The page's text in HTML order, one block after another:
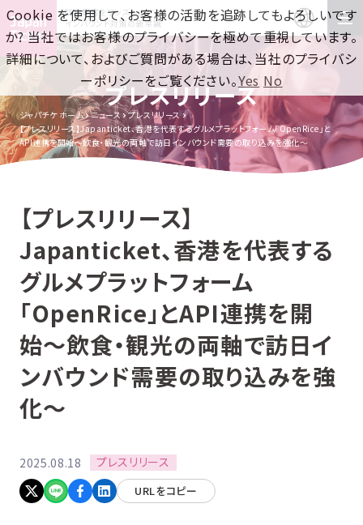
訪日集客をワンストップで！
インバウンド対策の新常識
プレスリリース
ジャパチケ ホーム ニュース
プレスリリース
【プレスリリース】Japanticket、香港を代表するグルメプラットフォーム「OpenRice」と
API連携を開始〜飲食・観光の両軸で訪日インバウンド需要の取り込みを強化〜
【プレスリリース】
Japanticket、香港を代表する
グルメプラットフォーム
「OpenRice」とAPI連携を開
始〜飲食・観光の両軸で訪日イ
ンバウンド需要の取り込みを強
化〜
2025.08.18 プレスリリース
URLをコピー
Cookie を使用して、お客様の活動を追跡してもよろしいです
か? 当社ではお客様のプライバシーを極めて重視しています。
詳細について、およびご質問がある場合は、当社のプライバシ
ーポリシーをご覧ください。Yes No